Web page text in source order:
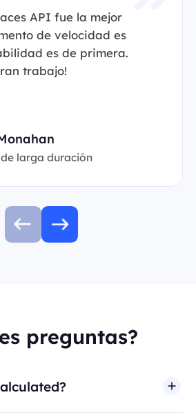
API fue la mejor
de velocidad es
es de primera.
trabajo!
larga duración
preguntas?